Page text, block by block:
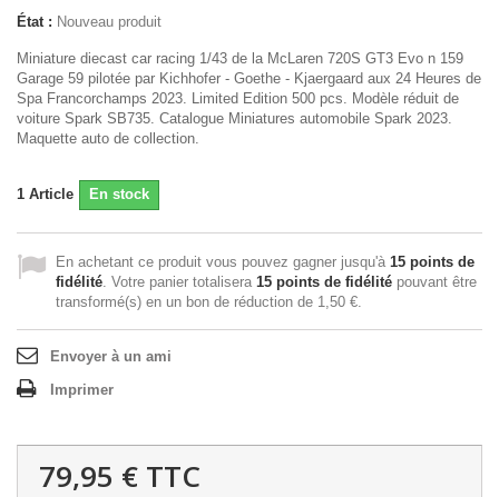
État : Nouveau produit
Miniature diecast car racing 1/43 de la McLaren 720S GT3 Evo n 159
Garage 59 pilotée par Kichhofer - Goethe - Kjaergaard aux 24 Heures de
Spa Francorchamps 2023. Limited Edition 500 pcs. Modèle réduit de
voiture Spark SB735. Catalogue Miniatures automobile Spark 2023.
Maquette auto de collection.
1 Article En stock
En achetant ce produit vous pouvez gagner jusqu'à 15 points de
fidélité. Votre panier totalisera 15 points de fidélité pouvant être
transformé(s) en un bon de réduction de 1,50 €.
Envoyer à un ami
Imprimer
79,95 € TTC